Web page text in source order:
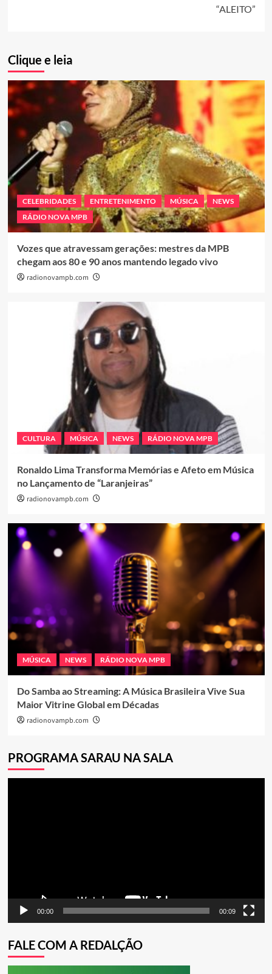
“ALEITO”
Clique e leia
CELEBRIDADES ENTRETENIMENTO MÚSICA
NEWS
RÁDIO NOVA MPB
Vozes que atravessam gerações: mestres da MPB
chegam aos 80 e 90 anos mantendo legado vivo
radionovampb.com
CULTURA MÚSICA NEWS RÁDIO NOVA MPB
Ronaldo Lima Transforma Memórias e Afeto em Música
no Lançamento de “Laranjeiras”
radionovampb.com
MÚSICA NEWS RÁDIO NOVA MPB
Do Samba ao Streaming: A Música Brasileira Vive Sua
Maior Vitrine Global em Décadas
radionovampb.com
PROGRAMA SARAU NA SALA
00:00 00:09
FALE COM A REDALÇÃO